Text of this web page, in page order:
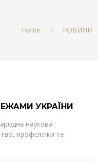
Home НОВИНИ
УКРАЇНИ
наукова
профспілки та